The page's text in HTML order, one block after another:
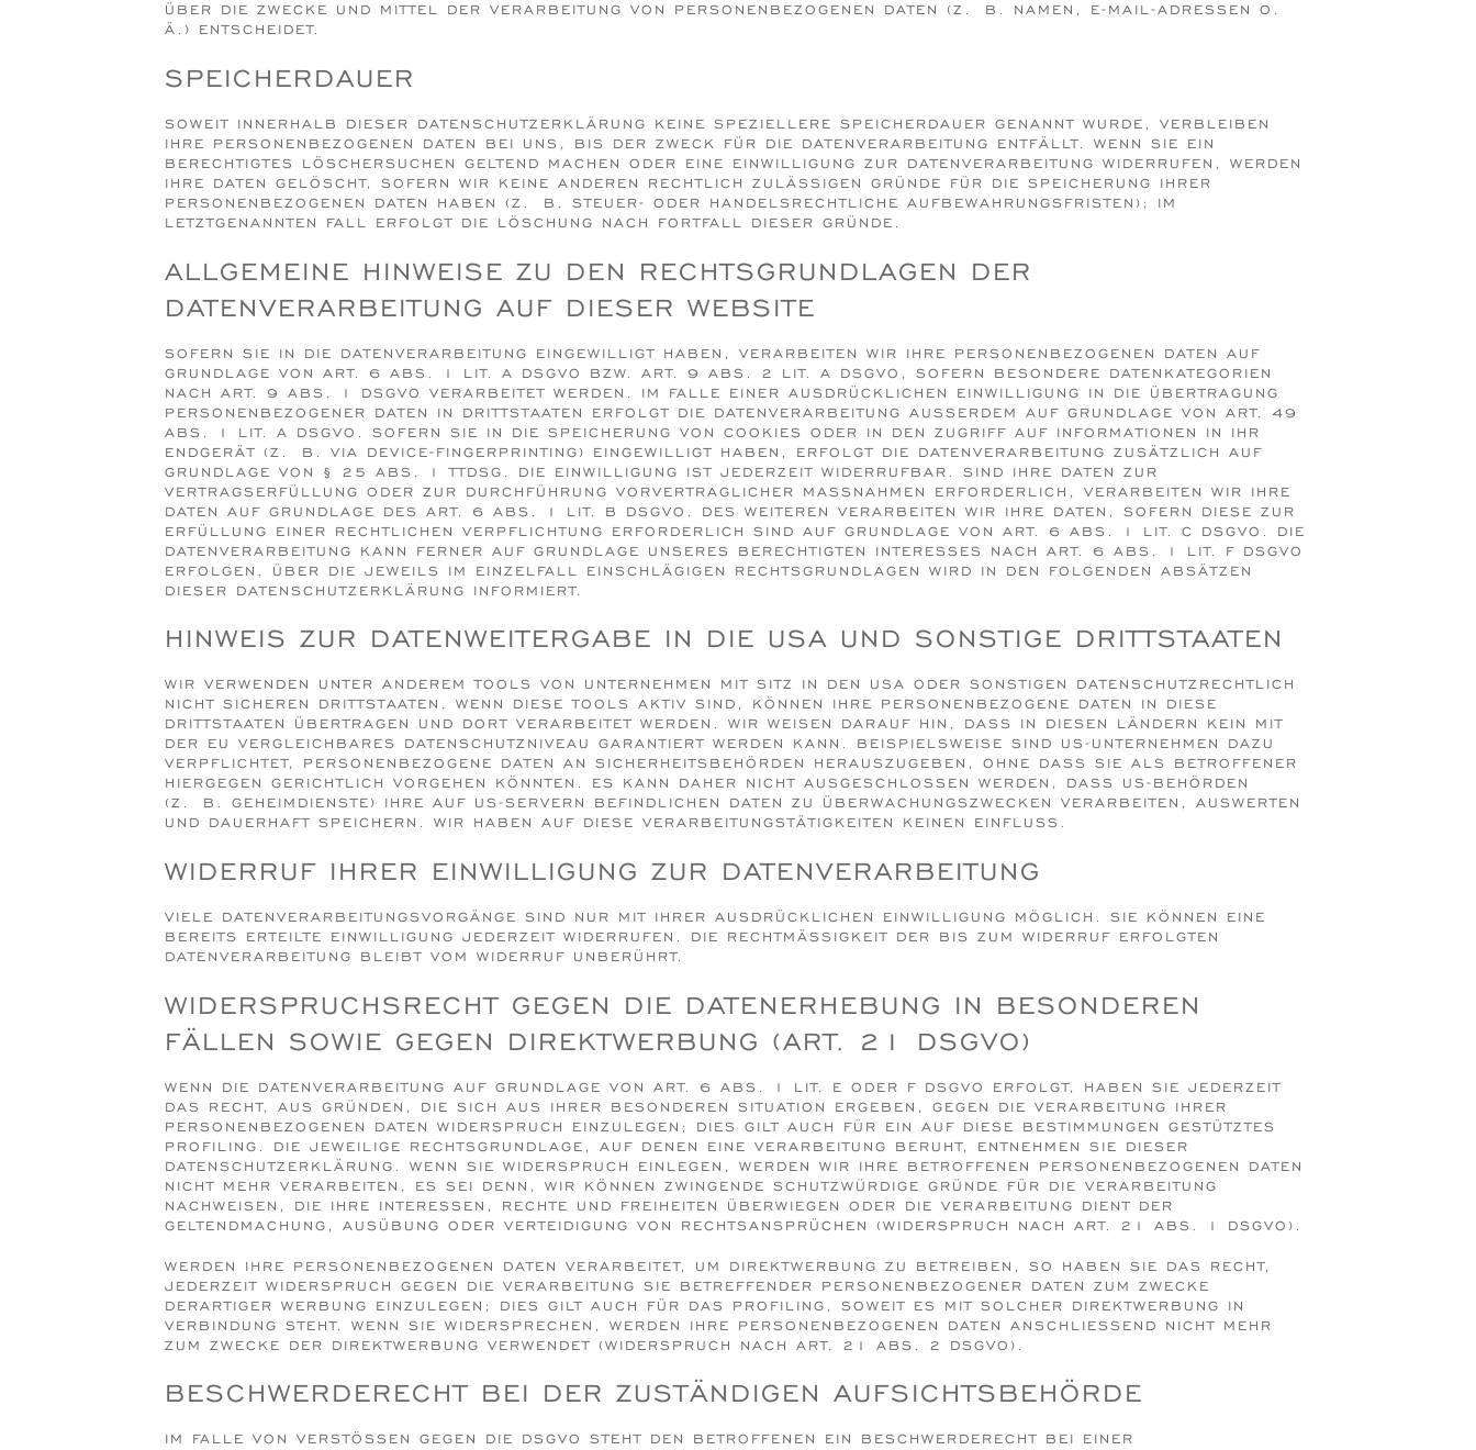
ÜBER DIE ZWECKE UND MITTEL DER VERARBEITUNG VON PERSONENBEZOGENEN DATEN (Z. B. NAMEN, E-MAIL-ADRESSEN O.
Ä.) ENTSCHEIDET.
SPEICHERDAUER
SOWEIT INNERHALB DIESER DATENSCHUTZERKLÄRUNG KEINE SPEZIELLERE SPEICHERDAUER GENANNT WURDE, VERBLEIBEN
IHRE PERSONENBEZOGENEN DATEN BEI UNS, BIS DER ZWECK FÜR DIE DATENVERARBEITUNG ENTFÄLLT. WENN SIE EIN
BERECHTIGTES LÖSCHERSUCHEN GELTEND MACHEN ODER EINE EINWILLIGUNG ZUR DATENVERARBEITUNG WIDERRUFEN, WERDEN
IHRE DATEN GELÖSCHT, SOFERN WIR KEINE ANDEREN RECHTLICH ZULÄSSIGEN GRÜNDE FÜR DIE SPEICHERUNG IHRER
PERSONENBEZOGENEN DATEN HABEN (Z. B. STEUER- ODER HANDELSRECHTLICHE AUFBEWAHRUNGSFRISTEN); IM
LETZTGENANNTEN FALL ERFOLGT DIE LÖSCHUNG NACH FORTFALL DIESER GRÜNDE.
ALLGEMEINE HINWEISE ZU DEN RECHTSGRUNDLAGEN DER
DATENVERARBEITUNG AUF DIESER WEBSITE
SOFERN SIE IN DIE DATENVERARBEITUNG EINGEWILLIGT HABEN, VERARBEITEN WIR IHRE PERSONENBEZOGENEN DATEN AUF
GRUNDLAGE VON ART. 6 ABS. 1 LIT. A DSGVO BZW. ART. 9 ABS. 2 LIT. A DSGVO, SOFERN BESONDERE DATENKATEGORIEN
NACH ART. 9 ABS. 1 DSGVO VERARBEITET WERDEN. IM FALLE EINER AUSDRÜCKLICHEN EINWILLIGUNG IN DIE ÜBERTRAGUNG
PERSONENBEZOGENER DATEN IN DRITTSTAATEN ERFOLGT DIE DATENVERARBEITUNG AUSSERDEM AUF GRUNDLAGE VON ART. 49 A
BS. 1 LIT. A DSGVO. SOFERN SIE IN DIE SPEICHERUNG VON COOKIES ODER IN DEN ZUGRIFF AUF INFORMATIONEN IN IHR E
NDGERÄT (Z. B. VIA DEVICE-FINGERPRINTING) EINGEWILLIGT HABEN, ERFOLGT DIE DATENVERARBEITUNG ZUSÄTZLICH AUF G
RUNDLAGE VON § 25 ABS. 1 TTDSG. DIE EINWILLIGUNG IST JEDERZEIT WIDERRUFBAR. SIND IHRE DATEN ZUR V
ERTRAGSERFÜLLUNG ODER ZUR DURCHFÜHRUNG VORVERTRAGLICHER MASSNAHMEN ERFORDERLICH, VERARBEITEN WIR IHRE DA
TEN AUF GRUNDLAGE DES ART. 6 ABS. 1 LIT. B DSGVO. DES WEITEREN VERARBEITEN WIR IHRE DATEN, SOFERN DIESE ZUR ER
FÜLLUNG EINER RECHTLICHEN VERPFLICHTUNG ERFORDERLICH SIND AUF GRUNDLAGE VON ART. 6 ABS. 1 LIT. C DSGVO. DIE DA
TENVERARBEITUNG KANN FERNER AUF GRUNDLAGE UNSERES BERECHTIGTEN INTERESSES NACH ART. 6 ABS. 1 LIT. F DSGVO ER
FOLGEN. ÜBER DIE JEWEILS IM EINZELFALL EINSCHLÄGIGEN RECHTSGRUNDLAGEN WIRD IN DEN FOLGENDEN ABSÄTZEN DI
ESER DATENSCHUTZERKLÄRUNG INFORMIERT.
HINWEIS ZUR DATENWEITERGABE IN DIE USA UND SONSTIGE DRITTSTAATEN
WIR VERWENDEN UNTER ANDEREM TOOLS VON UNTERNEHMEN MIT SITZ IN DEN USA ODER SONSTIGEN DATENSCHUTZRECHTLICH
NICHT SICHEREN DRITTSTAATEN. WENN DIESE TOOLS AKTIV SIND, KÖNNEN IHRE PERSONENBEZOGENE DATEN IN DIESE
DRITTSTAATEN ÜBERTRAGEN UND DORT VERARBEITET WERDEN. WIR WEISEN DARAUF HIN, DASS IN DIESEN LÄNDERN KEIN MIT
DER EU VERGLEICHBARES DATENSCHUTZNIVEAU GARANTIERT WERDEN KANN. BEISPIELSWEISE SIND US-UNTERNEHMEN DAZU
VERPFLICHTET, PERSONENBEZOGENE DATEN AN SICHERHEITSBEHÖRDEN HERAUSZUGEBEN, OHNE DASS SIE ALS BETROFFENER
HIERGEGEN GERICHTLICH VORGEHEN KÖNNTEN. ES KANN DAHER NICHT AUSGESCHLOSSEN WERDEN, DASS US-BEHÖRDEN
(Z. B. GEHEIMDIENSTE) IHRE AUF US-SERVERN BEFINDLICHEN DATEN ZU ÜBERWACHUNGSZWECKEN VERARBEITEN, AUSWERTEN
UND DAUERHAFT SPEICHERN. WIR HABEN AUF DIESE VERARBEITUNGSTÄTIGKEITEN KEINEN EINFLUSS.
WIDERRUF IHRER EINWILLIGUNG ZUR DATENVERARBEITUNG
VIELE DATENVERARBEITUNGSVORGÄNGE SIND NUR MIT IHRER AUSDRÜCKLICHEN EINWILLIGUNG MÖGLICH. SIE KÖNNEN EINE
BEREITS ERTEILTE EINWILLIGUNG JEDERZEIT WIDERRUFEN. DIE RECHTMÄSSIGKEIT DER BIS ZUM WIDERRUF ERFOLGTEN D
ATENVERARBEITUNG BLEIBT VOM WIDERRUF UNBERÜHRT.
WIDERSPRUCHSRECHT GEGEN DIE DATENERHEBUNG IN BESONDEREN
FÄLLEN SOWIE GEGEN DIREKTWERBUNG (ART. 21 DSGVO)
WENN DIE DATENVERARBEITUNG AUF GRUNDLAGE VON ART. 6 ABS. 1 LIT. E ODER F DSGVO ERFOLGT, HABEN SIE JEDERZEIT
DAS RECHT, AUS GRÜNDEN, DIE SICH AUS IHRER BESONDEREN SITUATION ERGEBEN, GEGEN DIE VERARBEITUNG IHRER
PERSONENBEZOGENEN DATEN WIDERSPRUCH EINZULEGEN; DIES GILT AUCH FÜR EIN AUF DIESE BESTIMMUNGEN GESTÜTZTES
PROFILING. DIE JEWEILIGE RECHTSGRUNDLAGE, AUF DENEN EINE VERARBEITUNG BERUHT, ENTNEHMEN SIE DIESER
DATENSCHUTZERKLÄRUNG. WENN SIE WIDERSPRUCH EINLEGEN, WERDEN WIR IHRE BETROFFENEN PERSONENBEZOGENEN DATEN
NICHT MEHR VERARBEITEN, ES SEI DENN, WIR KÖNNEN ZWINGENDE SCHUTZWÜRDIGE GRÜNDE FÜR DIE VERARBEITUNG
NACHWEISEN, DIE IHRE INTERESSEN, RECHTE UND FREIHEITEN ÜBERWIEGEN ODER DIE VERARBEITUNG DIENT DER
GELTENDMACHUNG, AUSÜBUNG ODER VERTEIDIGUNG VON RECHTSANSPRÜCHEN (WIDERSPRUCH NACH ART. 21 ABS. 1 DSGVO).
WERDEN IHRE PERSONENBEZOGENEN DATEN VERARBEITET, UM DIREKTWERBUNG ZU BETREIBEN, SO HABEN SIE DAS RECHT,
JEDERZEIT WIDERSPRUCH GEGEN DIE VERARBEITUNG SIE BETREFFENDER PERSONENBEZOGENER DATEN ZUM ZWECKE
DERARTIGER WERBUNG EINZULEGEN; DIES GILT AUCH FÜR DAS PROFILING, SOWEIT ES MIT SOLCHER DIREKTWERBUNG IN
VERBINDUNG STEHT. WENN SIE WIDERSPRECHEN, WERDEN IHRE PERSONENBEZOGENEN DATEN ANSCHLIESSEND NICHT MEHR
ZUM ZWECKE DER DIREKTWERBUNG VERWENDET (WIDERSPRUCH NACH ART. 21 ABS. 2 DSGVO).
BESCHWERDE­RECHT BEI DER ZUSTÄNDIGEN AUFSICHTS­BEHÖRDE
IM FALLE VON VERSTÖSSEN GEGEN DIE DSGVO STEHT DEN BETROFFENEN EIN BESCHWERDERECHT BEI EINER A